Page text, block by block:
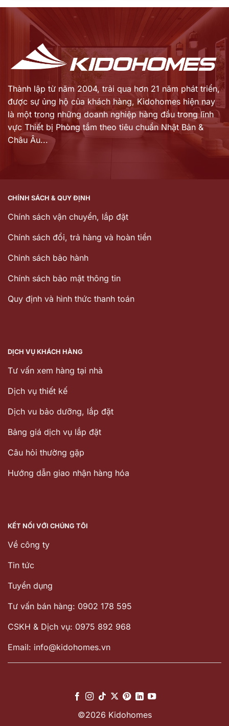
65.002.000 ₫.
48.750.000 ₫.
Thành lập từ năm 2004, trải qua hơn 21 năm phát triển,
được sự ủng hộ của khách hàng, Kidohomes hiện nay
là một trong những doanh nghiệp hàng đầu trong lĩnh
vực Thiết bị Phòng tắm theo tiêu chuẩn Nhật Bản &
Châu Âu...
CHÍNH SÁCH & QUY ĐỊNH
Chính sách vận chuyển, lắp đặt
Chính sách đổi, trả hàng và hoàn tiền
Chinh sách bảo hành
Chính sách bảo mật thông tin
Quy định và hình thức thanh toán
DỊCH VỤ KHÁCH HÀNG
Tư vấn xem hàng tại nhà
Dịch vụ thiết kế
Dịch vu bảo dưỡng, lắp đặt
Bảng giá dịch vụ lắp đặt
Câu hỏi thường gặp
Hướng dẫn giao nhận hàng hóa
KẾT NỐI VỚI CHÚNG TÔI
Về công ty
Tin tức
Tuyển dụng
Tư vấn bán hàng: 0902 178 595
CSKH & Dịch vụ: 0975 892 968
Email: info@kidohomes.vn
©2026 Kidohomes